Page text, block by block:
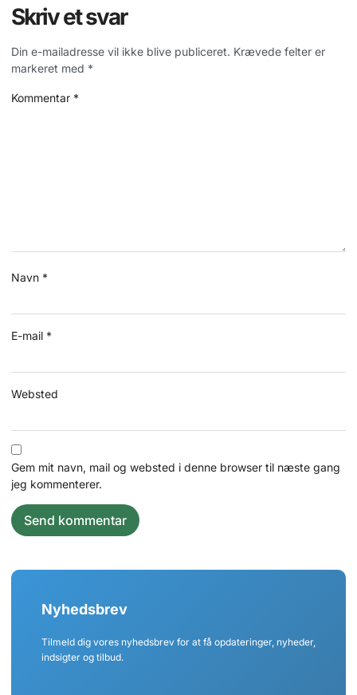
Skriv et svar
Din e-mailadresse vil ikke blive publiceret. Krævede felter er
markeret med *
Kommentar *
Navn *
E-mail *
Websted
Gem mit navn, mail og websted i denne browser til næste gang
jeg kommenterer.
Nyhedsbrev
Tilmeld dig vores nyhedsbrev for at få opdateringer, nyheder,
indsigter og tilbud.